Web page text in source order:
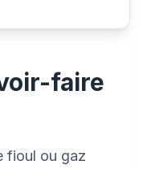
faire
fioul ou gaz